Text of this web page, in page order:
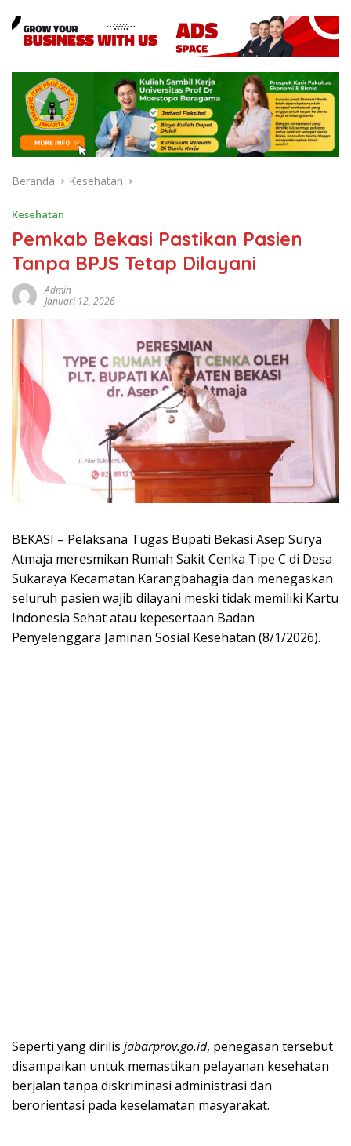
Beranda Kesehatan
Kesehatan
Pemkab Bekasi Pastikan Pasien
Tanpa BPJS Tetap Dilayani
Admin
Januari 12, 2026
BEKASI – Pelaksana Tugas Bupati Bekasi Asep Surya
Atmaja meresmikan Rumah Sakit Cenka Tipe C di Desa
Sukaraya Kecamatan Karangbahagia dan menegaskan
seluruh pasien wajib dilayani meski tidak memiliki Kartu
Indonesia Sehat atau kepesertaan Badan
Penyelenggara Jaminan Sosial Kesehatan (8/1/2026).
Seperti yang dirilis jabarprov.go.id, penegasan tersebut
disampaikan untuk memastikan pelayanan kesehatan
berjalan tanpa diskriminasi administrasi dan
berorientasi pada keselamatan masyarakat.